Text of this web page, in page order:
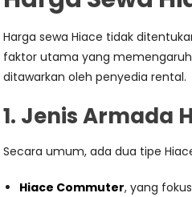
Harga sewa Hiace tidak
faktor utama yang
ditawarkan oleh penyedia rental.
1. Jenis Armada
Secara umum, ada dua tipe
Hiace Commuter, yang